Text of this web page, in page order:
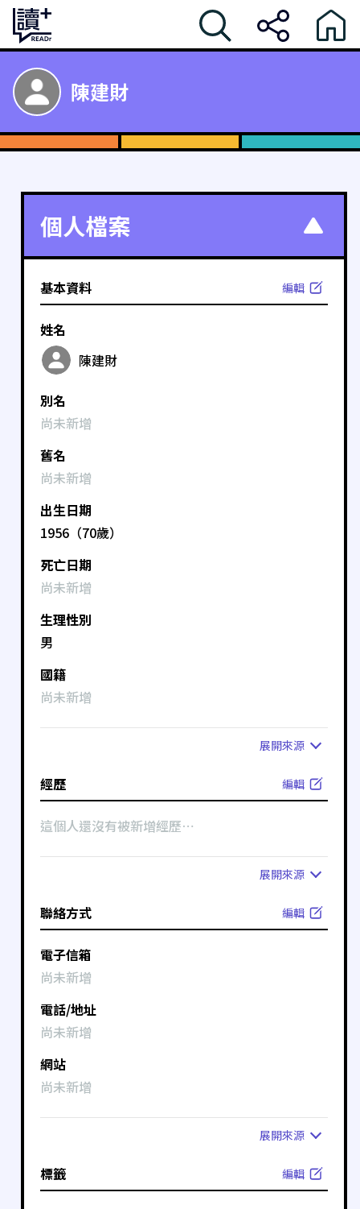
陳建財
個人檔案
基本資料 編輯
姓名
陳建財
別名
尚未新增
舊名
尚未新增
出生日期
1956（70歲）
死亡日期
尚未新增
生理性別
男
國籍
尚未新增
展開來源
經歷 編輯
這個人還沒有被新增經歷⋯
展開來源
聯絡方式 編輯
電子信箱
尚未新增
電話/地址
尚未新增
網站
尚未新增
展開來源
標籤 編輯